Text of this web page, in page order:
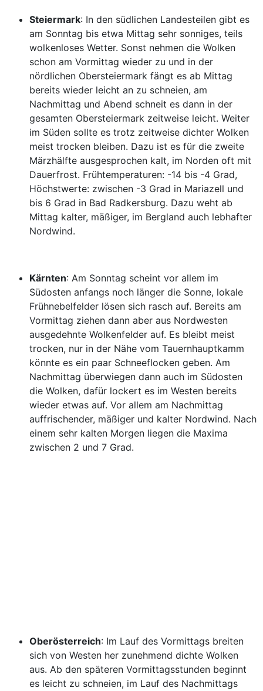
Steiermark: In den südlichen Landesteilen gibt es
am Sonntag bis etwa Mittag sehr sonniges, teils
wolkenloses Wetter. Sonst nehmen die Wolken
schon am Vormittag wieder zu und in der
nördlichen Obersteiermark fängt es ab Mittag
bereits wieder leicht an zu schneien, am
Nachmittag und Abend schneit es dann in der
gesamten Obersteiermark zeitweise leicht. Weiter
im Süden sollte es trotz zeitweise dichter Wolken
meist trocken bleiben. Dazu ist es für die zweite
Märzhälfte ausgesprochen kalt, im Norden oft mit
Dauerfrost. Frühtemperaturen: -14 bis -4 Grad,
Höchstwerte: zwischen -3 Grad in Mariazell und
bis 6 Grad in Bad Radkersburg. Dazu weht ab
Mittag kalter, mäßiger, im Bergland auch lebhafter
Nordwind.
Kärnten: Am Sonntag scheint vor allem im
Südosten anfangs noch länger die Sonne, lokale
Frühnebelfelder lösen sich rasch auf. Bereits am
Vormittag ziehen dann aber aus Nordwesten
ausgedehnte Wolkenfelder auf. Es bleibt meist
trocken, nur in der Nähe vom Tauernhauptkamm
könnte es ein paar Schneeflocken geben. Am
Nachmittag überwiegen dann auch im Südosten
die Wolken, dafür lockert es im Westen bereits
wieder etwas auf. Vor allem am Nachmittag
auffrischender, mäßiger und kalter Nordwind. Nach
einem sehr kalten Morgen liegen die Maxima
zwischen 2 und 7 Grad.
Oberösterreich: Im Lauf des Vormittags breiten
sich von Westen her zunehmend dichte Wolken
aus. Ab den späteren Vormittagsstunden beginnt
es leicht zu schneien, im Lauf des Nachmittags